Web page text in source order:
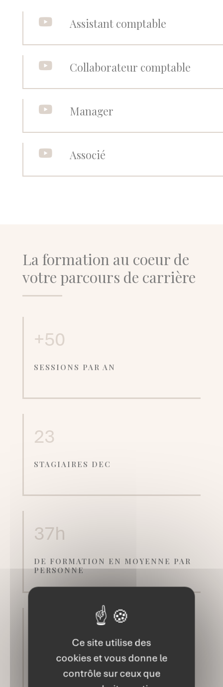
 Assistant comptable
 Collaborateur comptable
 Manager
 Associé
La formation au coeur de
votre parcours de carrière
+50
SESSIONS PAR AN
23
STAGIAIRES DEC
37h
DE FORMATION EN MOYENNE PAR
PERSONNE
DE SATISFACTION
Ce site utilise des
cookies et vous donne le
contrôle sur ceux que